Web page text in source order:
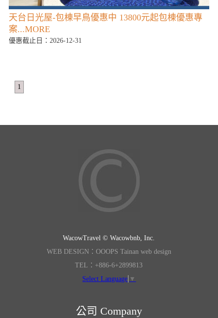
天台日光屋-包棟早鳥優惠中 13800元起包棟優惠專
案...MORE
優惠截止日：2026-12-31
1
WacowTravel © Wacowbnb, Inc.
WEB DESIGN：OOOPS Tainan web design
TEL：+886-6+2899813
Select Language ▼
公司 Company